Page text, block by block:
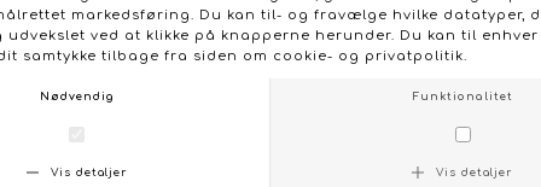
behagelig hele dagen og kan styles både til hverdag og
mere formelle lejligheder.
- Model: MC003B-JEANS (Octavia)
- Vaskeanvisning: Skånsom maskinvask ved 30°C